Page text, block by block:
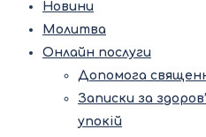
Новини
Молитва
Онлайн послуги
Допомога
Записки за
упокій